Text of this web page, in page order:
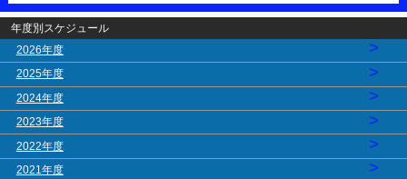
年度別スケジュール
2026年度
>
2025年度 >
2024年度 >
2023年度 >
2022年度 >
2021年度 >